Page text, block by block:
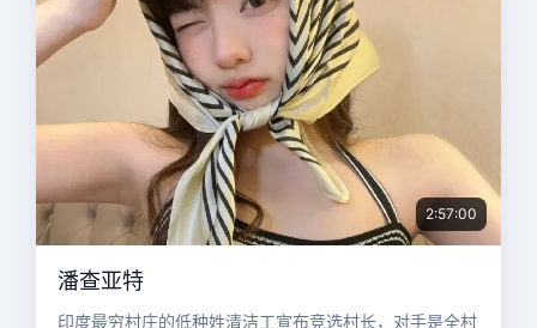
2:57:00
潘查亚特
印度最穷村庄的低种姓清洁工宣布竞选村长，对手是全村